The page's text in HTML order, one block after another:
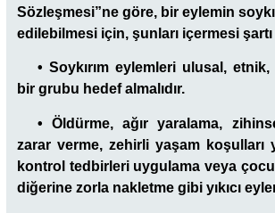
Sözleşmesi”ne göre, bir eylemin
edilebilmesi için, şunları içermesi
• Soykırım eylemleri ulusal,
bir grubu hedef almalıdır.
• Öldürme, ağır yaralama,
zarar verme, zehirli yaşam koşulları
kontrol tedbirleri uygulama veya
diğerine zorla nakletme gibi yıkıcı